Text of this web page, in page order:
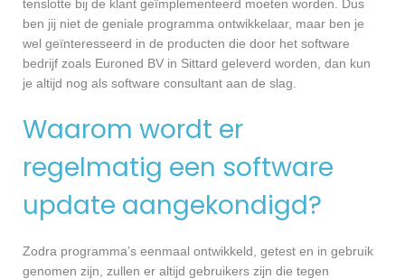
tenslotte bij de klant geïmplementeerd moeten worden. Dus
ben jij niet de geniale programma ontwikkelaar, maar ben je
wel geïnteresseerd in de producten die door het software
bedrijf zoals Euroned BV in Sittard geleverd worden, dan kun
je altijd nog als software consultant aan de slag.
Waarom wordt er
regelmatig een software
update aangekondigd?
Zodra programma’s eenmaal ontwikkeld, getest en in gebruik
genomen zijn, zullen er altijd gebruikers zijn die tegen